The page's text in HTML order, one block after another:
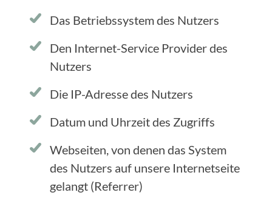
Das Betriebssystem des Nutzers
Den Internet-Service Provider des
Nutzers
Die IP-Adresse des Nutzers
Datum und Uhrzeit des Zugriffs
Webseiten, von denen das System
des Nutzers auf unsere Internetseite
gelangt (Referrer)